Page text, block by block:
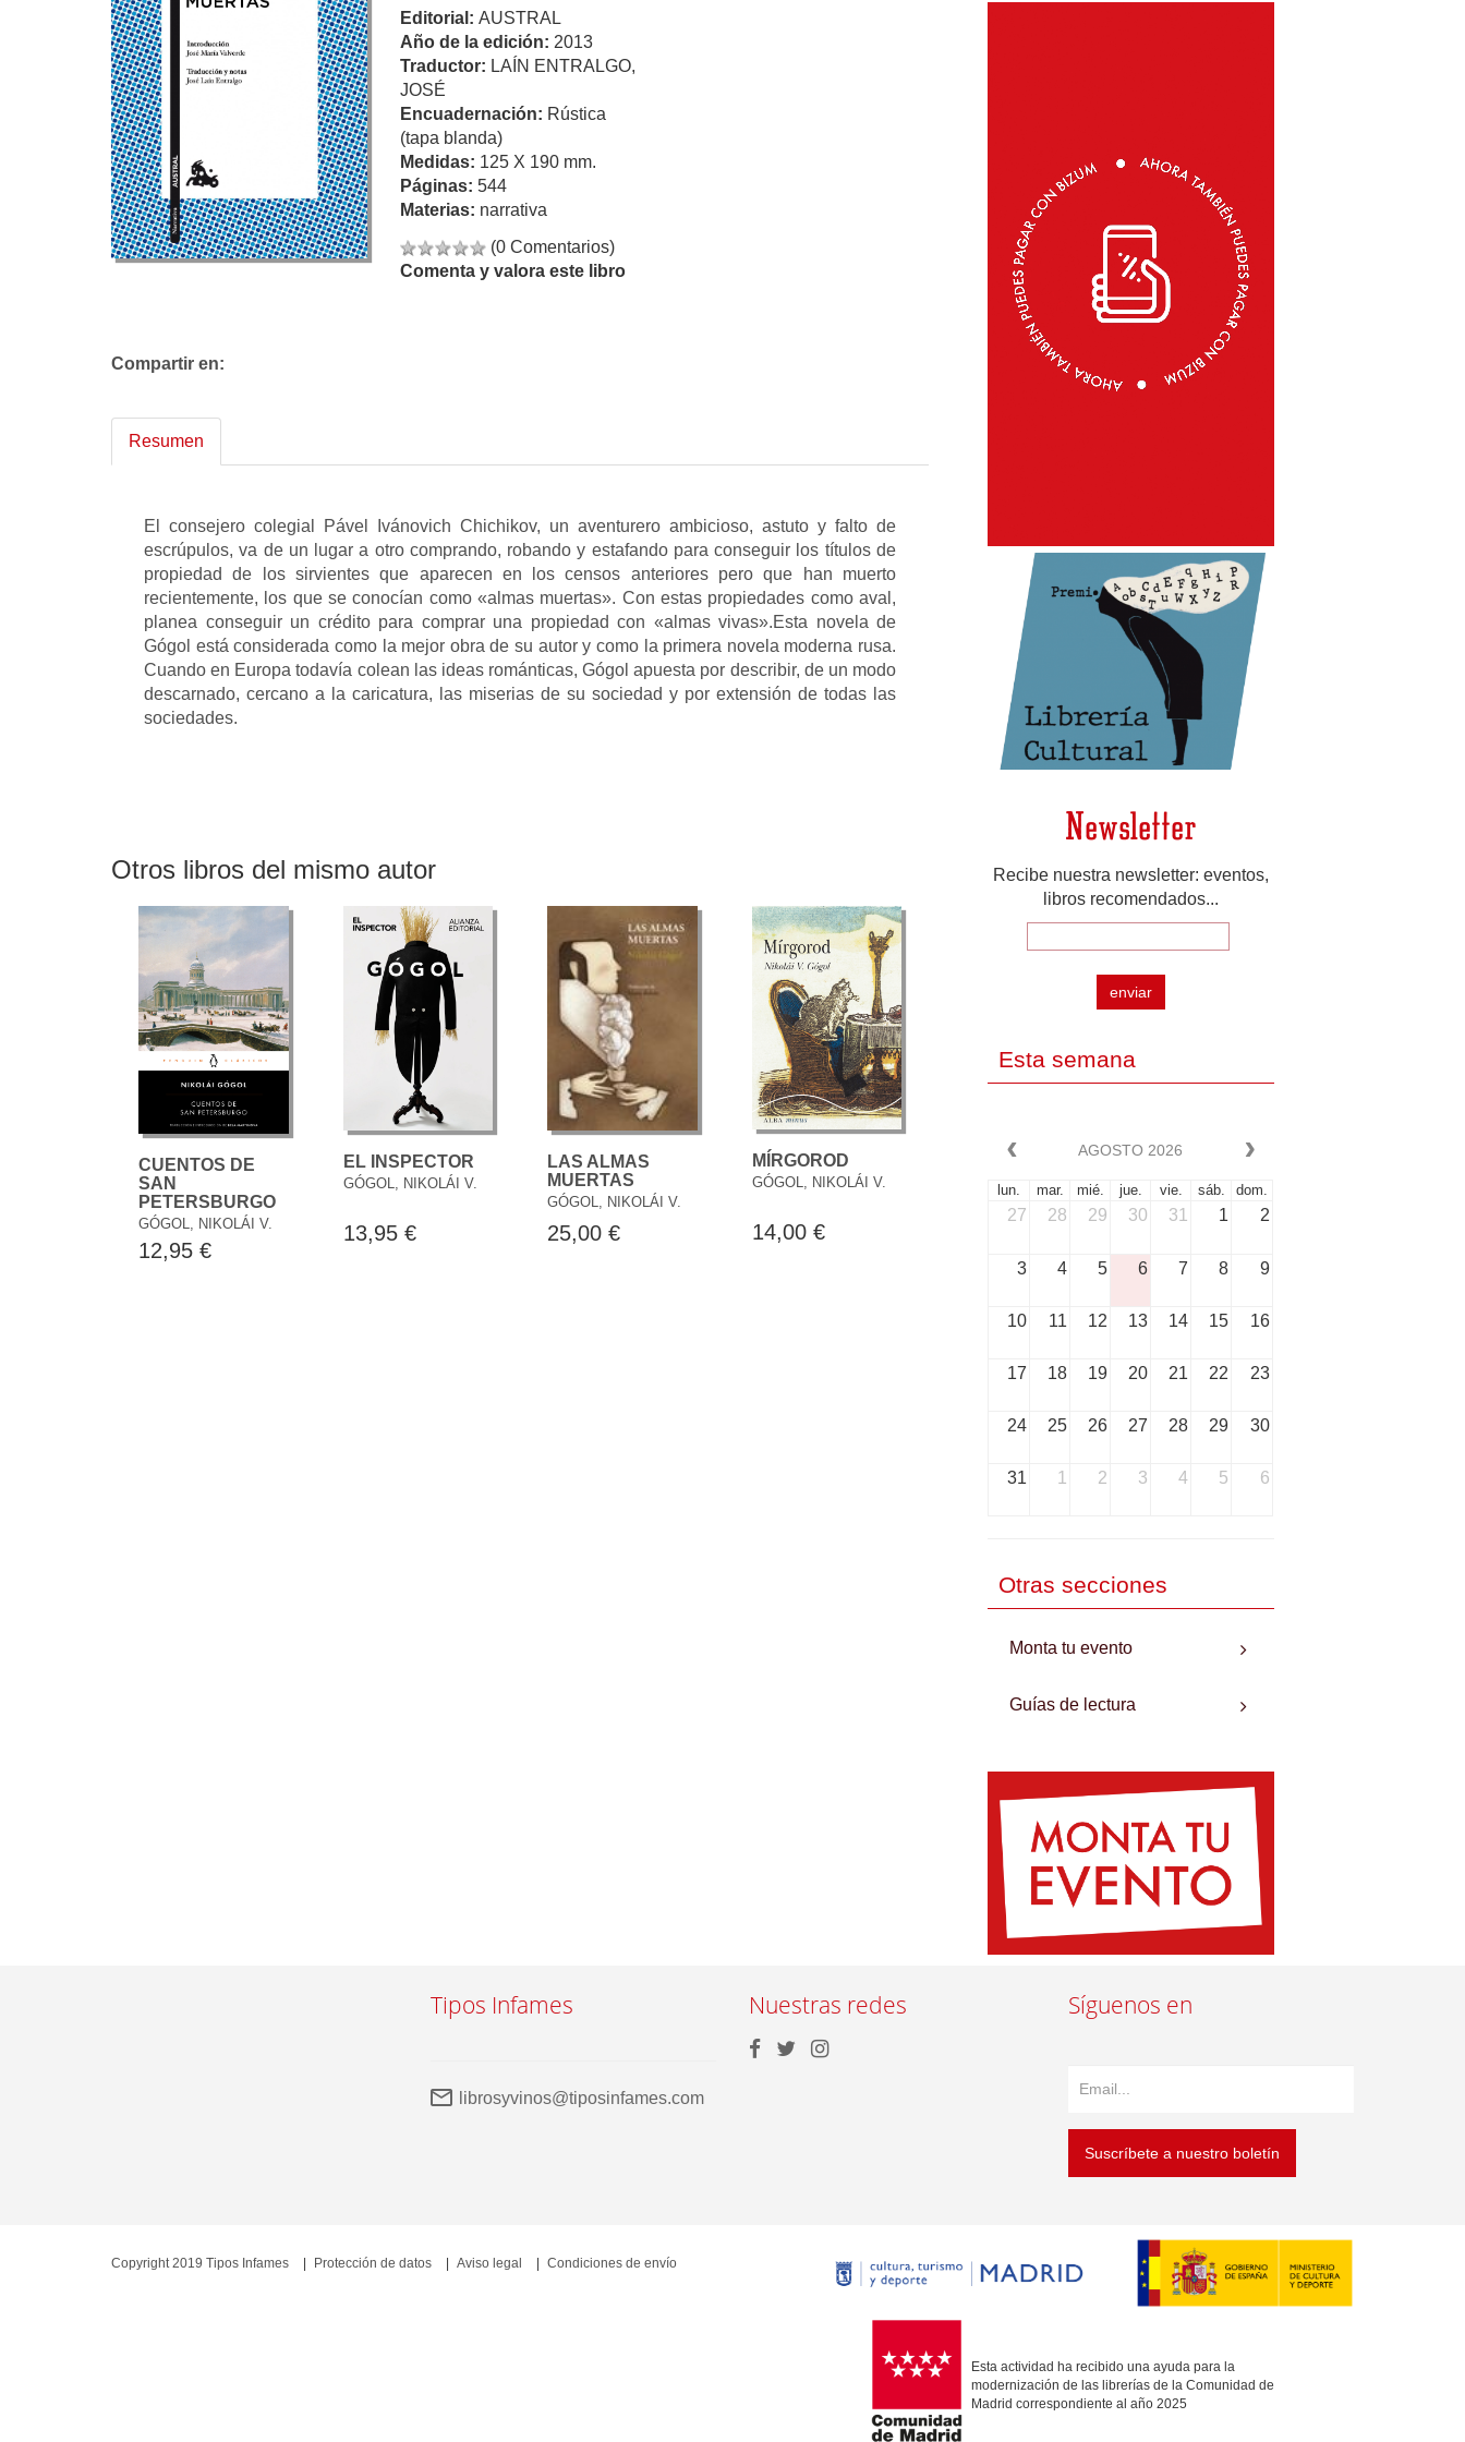
Editorial: AUSTRAL
Año de la edición: 2013
Traductor: LAÍN ENTRALGO,
JOSÉ
Encuadernación: Rústica
(tapa blanda)
Medidas: 125 X 190 mm.
Páginas: 544
Materias: narrativa
(0 Comentarios)
Comenta y valora este libro
Compartir en:
Resumen
El consejero colegial Pável Ivánovich Chichikov, un aventurero ambicioso, astuto y falto de
escrúpulos, va de un lugar a otro comprando, robando y estafando para conseguir los títulos de
propiedad de los sirvientes que aparecen en los censos anteriores pero que han muerto
recientemente, los que se conocían como «almas muertas». Con estas propiedades como aval,
planea conseguir un crédito para comprar una propiedad con «almas vivas».Esta novela de
Gógol está considerada como la mejor obra de su autor y como la primera novela moderna rusa.
Cuando en Europa todavía colean las ideas románticas, Gógol apuesta por describir, de un modo
descarnado, cercano a la caricatura, las miserias de su sociedad y por extensión de todas las
sociedades.
Otros libros del mismo autor
CUENTOS DE
SAN
PETERSBURGO
GÓGOL, NIKOLÁI V.
12,95 €
EL INSPECTOR
GÓGOL, NIKOLÁI V.
13,95 €
LAS ALMAS
MUERTAS
GÓGOL, NIKOLÁI V.
25,00 €
MÍRGOROD
GÓGOL, NIKOLÁI V.
14,00 €
Newsletter
Recibe nuestra newsletter: eventos,
libros recomendados...
enviar
Esta semana
AGOSTO 2026
lun. mar. mié. jue. vie. sáb. dom.
27 28 29 30 31 1 2
3 4 5 6 7 8 9
10 11 12 13 14 15 16
17 18 19 20 21 22 23
24 25 26 27 28 29 30
31 1 2 3 4 5 6
Otras secciones
Monta tu evento
Guías de lectura
Tipos Infames
librosyvinos@tiposinfames.com
Nuestras redes Síguenos en
Suscríbete a nuestro boletín
Esta actividad ha recibido una ayuda para la
modernización de las librerías de la Comunidad de
Madrid correspondiente al año 2025
Copyright 2019 Tipos Infames Protección de datos Aviso legal Condiciones de envío